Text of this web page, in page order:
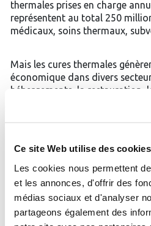
Ce site Web utilise des cookies
Les cookies nous permettent
et les annonces, d'offrir des
médias sociaux et d'analyser
partageons également des
thermales prises en charge
représentent au total 250
médicaux, soins thermaux,
Mais les cures thermales
économique dans divers
hébergements, la restauration,
Dans la centaine de stations
(cotisations sociales) et fiscaux
Le poids réel du thermalisme
sociaux et fiscaux est inférieur
an pour 520 000 cures, soit